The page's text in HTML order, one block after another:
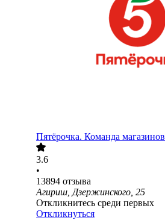
Пятёрочка. Команда магазинов
3.6
•
13894 отзыва
Агириш, Дзержинского, 25
Откликнитесь среди первых
Откликнуться